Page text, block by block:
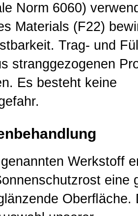
Norm 6060)
Materials (F22)
Trag- und
stranggezogenen
Es besteht keine
Werkstoff
eine
Oberﬂäche.